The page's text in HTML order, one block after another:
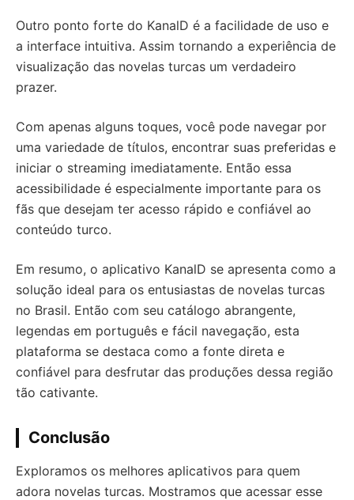
Outro ponto forte do KanalD é a facilidade de uso e
a interface intuitiva. Assim tornando a experiência de
visualização das novelas turcas um verdadeiro
prazer.
Com apenas alguns toques, você pode navegar por
uma variedade de títulos, encontrar suas preferidas e
iniciar o streaming imediatamente. Então essa
acessibilidade é especialmente importante para os
fãs que desejam ter acesso rápido e confiável ao
conteúdo turco.
Em resumo, o aplicativo KanalD se apresenta como a
solução ideal para os entusiastas de novelas turcas
no Brasil. Então com seu catálogo abrangente,
legendas em português e fácil navegação, esta
plataforma se destaca como a fonte direta e
confiável para desfrutar das produções dessa região
tão cativante.
Conclusão
Exploramos os melhores aplicativos para quem
adora novelas turcas. Mostramos que acessar esse